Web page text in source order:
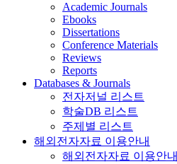
Academic Journals
Ebooks
Dissertations
Conference Materials
Reviews
Reports
Databases & Journals
전자저널 리스트
학술DB 리스트
주제별 리스트
해외전자자료 이용안내
해외전자자료 이용안내